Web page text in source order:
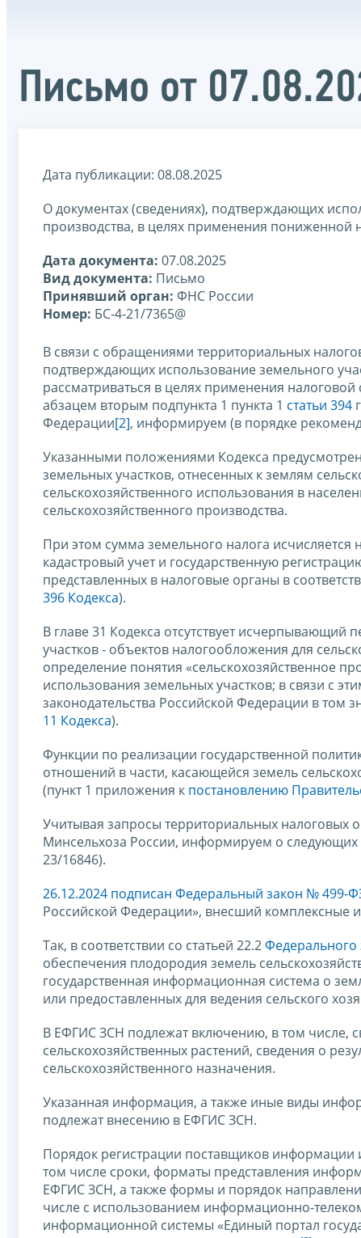
Письмо от
Дата публикации: 08.08.2025
О документах (сведениях), подтверждающих
производства, в целях применения пониженной
Дата документа: 07.08.2025
Вид документа: Письмо
Принявший орган: ФНС России
Номер: БС-4-21/7365@
В связи с обращениями территориальных
подтверждающих использование земельного
рассматриваться в целях применения
абзацем вторым подпункта 1 пункта 1 статьи 394
Федерации[2], информируем (в порядке
Указанными положениями Кодекса
земельных участков, отнесенных к землям
сельскохозяйственного использования в
сельскохозяйственного производства.
При этом сумма земельного налога
кадастровый учет и государственную
представленных в налоговые органы в
396 Кодекса).
В главе 31 Кодекса отсутствует
участков - объектов налогообложения для
определение понятия «сельскохозяйственное
использования земельных участков; в связи с
законодательства Российской Федерации в том
11 Кодекса).
Функции по реализации государственной
отношений в части, касающейся земель
(пункт 1 приложения к постановлению
Учитывая запросы территориальных налоговых
Минсельхоза России, информируем о
23/16846).
26.12.2024 подписан Федеральный закон № 499-
Российской Федерации», внесший комплексные
Так, в соответствии со статьей 22.2Федерального
обеспечения плодородия земель
государственная информационная система о
или предоставленных для ведения сельского
В ЕФГИС ЗСН подлежат включению, в том числе,
сельскохозяйственных растений, сведения о
сельскохозяйственного назначения.
Указанная информация, а также иные виды
подлежат внесению в ЕФГИС ЗСН.
Порядок регистрации поставщиков
том числе сроки, форматы представления
ЕФГИС ЗСН, а также формы и порядок
числе с использованием информационно-
информационной системы «Единый портал